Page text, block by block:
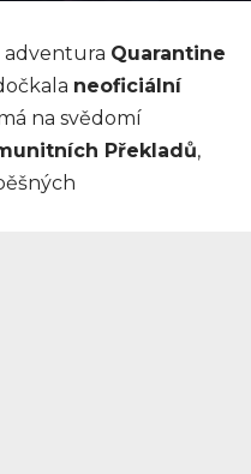
adventura Quarantine
neoficiální
na svědomí
Překladů,